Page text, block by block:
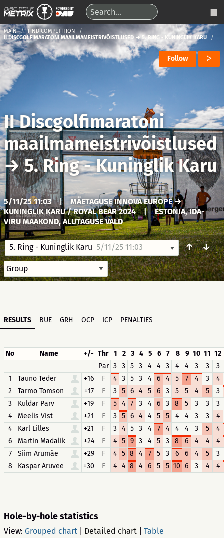
MAIN
FIND COMPETITION
II DISCGOLFIMARATONI MAAILMAMEISTRIVÕISTLUSED → 5. RING - KUNINGLIK KARU
Follow
II Discgolfimaratoni
maailmameistrivõistlused
→5. Ring - Kuninglik Karu
5/11/25 11:03 |
MÄETAGUSE INNOVA EUROPE →
KUNINGLIK KARU / ROYAL BEAR 2024
|
ESTONIA, IDA-
VIRU MAAKOND, ALUTAGUSE VALD
5. Ring - Kuninglik Karu 5/11/25 11:03 ↑ ↓
RESULTS BUE GRH OCP ICP PENALTIES
No Name +/- Thr 1 2 3 4 5 6 7 8 9 10 11 12
Par 3 3 5 3 4 4 3 4 4 3 3
3
1
Tauno Teder +16 F 4 3 5 3 4 6 4 5 7 4 3
4
2
Tarmo Tomson +17 F 3 5 6 4 5 6 3 5 5 4 5
3
3
Kuldar Parv +19 F 5 4 7 3 4 6 3 8 5 3 3
3
4
Meelis Vist +21 F 3 5 6 4 4 5 5 4 4 3 3
4
4
Karl Lilles +21 F 3 4 5 3 4 7 4 4 4 3 5
4
6
Martin Madalik +24 F 4 5 9 3 4 5 3 8 6 4 4
4
7
Siim Arumäe +29 F 4 5 8 4 7 5 3 6 6 4 5
3
8
Kaspar Aruvee +30 F 4 4 8 4 6 5 5 10 6 3 4 4
Hole-by-hole statistics
View: Grouped chart Detailed chart Table